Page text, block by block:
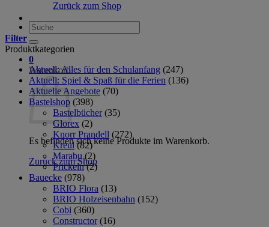
Zurück zum Shop
Suche
nach:
0
Warenkorb
Es befinden sich keine Produkte im Warenkorb.
Zurück zum Shop
Filter
Produktkategorien
Aktuell: Alles für den Schulanfang (247)
Aktuell: Spiel & Spaß für die Ferien (136)
Aktuelle Angebote (70)
Bastelshop (398)
Bastelbücher (35)
Glorex (2)
Knorr Prandell (272)
Kreul (82)
Marabu (2)
Prickeln (2)
Bauecke (978)
BRIO Flora (13)
BRIO Holzeisenbahn (152)
Cobi (360)
Constructor (16)